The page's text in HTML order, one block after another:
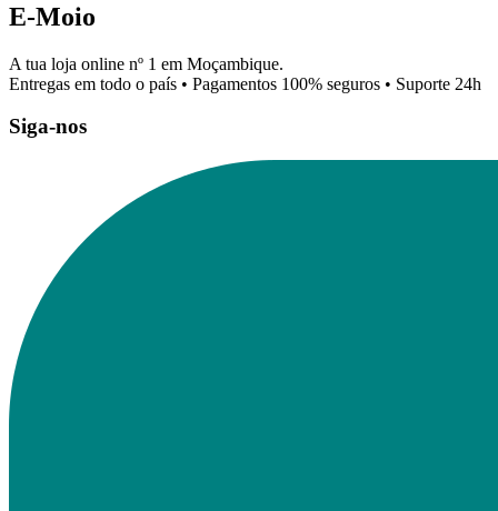
E-Moio
A tua loja online nº 1 em Moçambique.
Entregas em todo o país • Pagamentos 100% seguros • Suporte 24h
Siga-nos